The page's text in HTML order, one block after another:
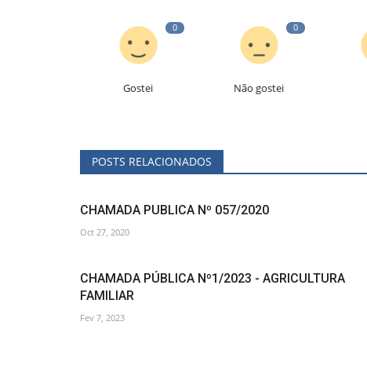
0
Gostei
0
Não gostei
POSTS RELACIONADOS
CHAMADA PUBLICA Nº 057/2020
Oct 27, 2020
CHAMADA PÚBLICA Nº1/2023 - AGRICULTURA
FAMILIAR
Fev 7, 2023